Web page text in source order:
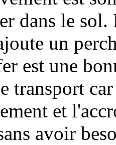
dans le sol.
un
est une
transport
et
avoir